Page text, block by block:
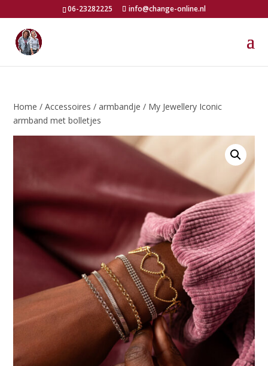
06-23282225 info@change-online.nl
Home /Accessoires / armbandje / My Jewellery Iconic
armband met bolletjes